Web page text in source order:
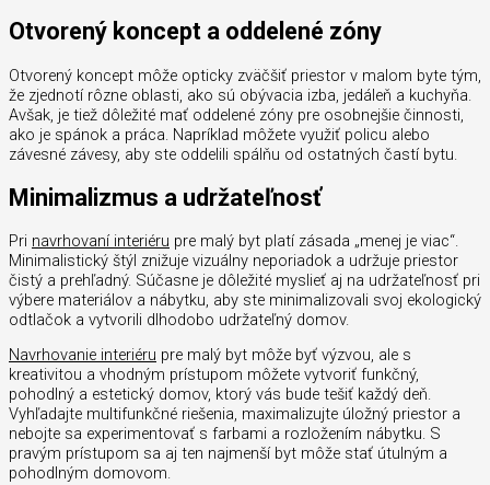
Otvorený koncept a oddelené zóny
Otvorený koncept môže opticky zväčšiť priestor v malom byte tým,
že zjednotí rôzne oblasti, ako sú obývacia izba, jedáleň a kuchyňa.
Avšak, je tiež dôležité mať oddelené zóny pre osobnejšie činnosti,
ako je spánok a práca. Napríklad môžete využiť policu alebo
závesné závesy, aby ste oddelili spálňu od ostatných častí bytu.
Minimalizmus a udržateľnosť
Pri navrhovaní interiéru pre malý byt platí zásada „menej je viac“.
Minimalistický štýl znižuje vizuálny neporiadok a udržuje priestor
čistý a prehľadný. Súčasne je dôležité myslieť aj na udržateľnosť pri
výbere materiálov a nábytku, aby ste minimalizovali svoj ekologický
odtlačok a vytvorili dlhodobo udržateľný domov.
Navrhovanie interiéru pre malý byt môže byť výzvou, ale s
kreativitou a vhodným prístupom môžete vytvoriť funkčný,
pohodlný a estetický domov, ktorý vás bude tešiť každý deň.
Vyhľadajte multifunkčné riešenia, maximalizujte úložný priestor a
nebojte sa experimentovať s farbami a rozložením nábytku. S
pravým prístupom sa aj ten najmenší byt môže stať útulným a
pohodlným domovom.